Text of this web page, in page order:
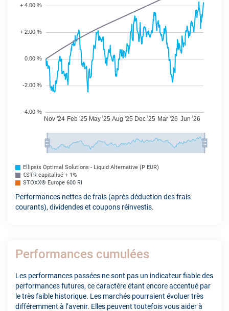
Ellipsis Optimal Solutions - Liquid Alternative (P EUR)
€STR capitalisé + 1%
STOXX® Europe 600 RI
Performances nettes de frais (après déduction des frais
courants), dividendes et coupons réinvestis.
Performances cumulées
Les performances passées ne sont pas un indicateur fiable des
performances futures, ce caractère étant encore accentué par
le très faible historique. Les marchés pourraient évoluer très
différemment à l’avenir. Elles peuvent toutefois vous aider à